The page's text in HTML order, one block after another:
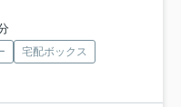
宅配ボックス